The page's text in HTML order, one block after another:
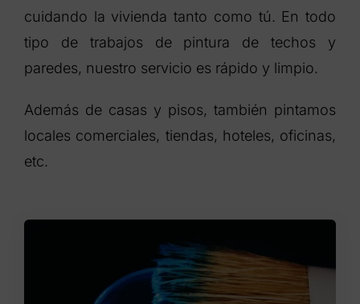
cuidando la vivienda tanto como tú. En todo
tipo de trabajos de pintura de techos y
paredes, nuestro servicio es rápido y limpio.
Además de casas y pisos, también pintamos
locales comerciales, tiendas, hoteles, oficinas,
etc.